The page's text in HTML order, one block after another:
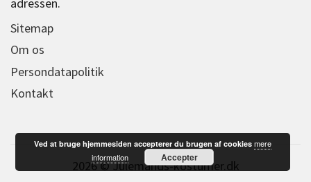
Sitemap
Om os
Persondatapolitik
Kontakt
2026 © Julemands-kostumer.dk
Ved at bruge hjemmesiden accepterer du brugen af cookiesmere
information
Accepter